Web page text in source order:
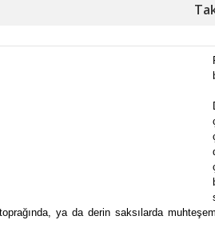
ya da derin saksılarda